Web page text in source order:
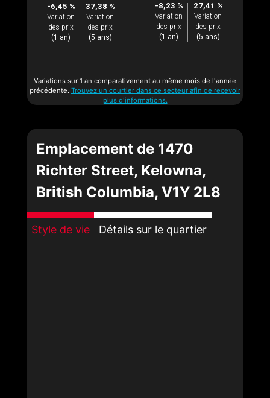
-6,45 %
Variation
des prix
(1 an)
37,38 %
Variation
des prix
(5 ans)
-8,23 %
Variation
des prix
(1 an)
27,41 %
Variation
des prix
(5 ans)
Variations sur 1 an comparativement au même mois de l'année
précédente. Trouvez un courtier dans ce secteur afin de recevoir
plus d'informations.
Emplacement de 1470
Richter Street, Kelowna,
British Columbia, V1Y 2L8
Style de vie Détails sur le quartier